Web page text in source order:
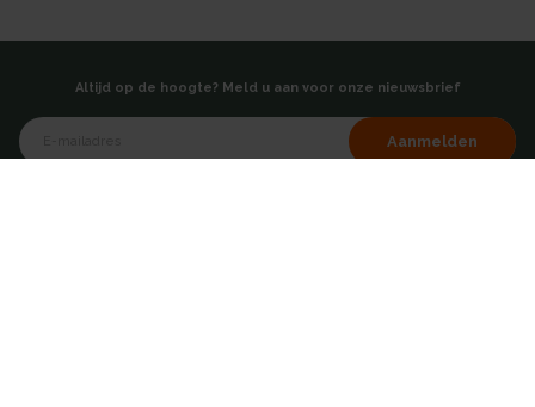
Altijd op de hoogte? Meld u aan voor onze nieuwsbrief
Aanmelden